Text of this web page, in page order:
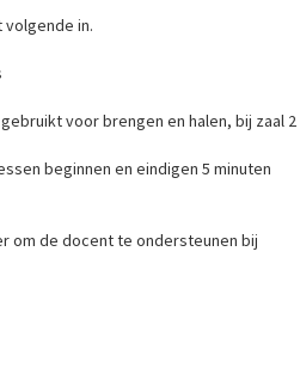
in.
voor brengen en halen, bij zaal 2
beginnen en eindigen 5 minuten
om de docent te ondersteunen bij